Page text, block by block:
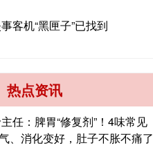
客机“黑匣子”已找到
热点资讯
任：脾胃“修复剂”！4味常见
、消化变好，肚子不胀不痛了